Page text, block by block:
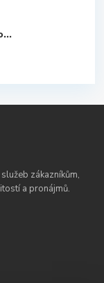
zákazníkům,
a pronájmů.